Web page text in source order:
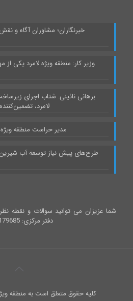
خبرنگاران؛ مشاوران آگاه و
وزیر کار: منطقه ویژه لامرد یکی از
برهانی نائینی: شتاب اجرای
لامرد،
مدیر حراست منطقه
طرح‌های پیش نیاز توسعه آب شیرین
شما عزیزان می توانید سوالات و نقطه
دفتر مرکزی: 22179685- 021 با ما درمیان بگذارید
کلیه حقوق متعلق است به منطقه ویژه